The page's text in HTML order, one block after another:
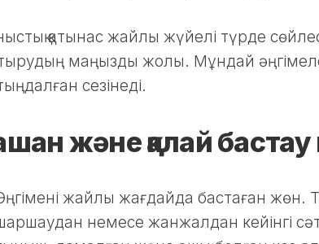
қатынас жайлы жүйелі түрде
маңызды жолы. Мұндай
сезінеді.
және қалай бастау
жайлы жағдайда бастаған жөн.
немесе жанжалдан кейінгі